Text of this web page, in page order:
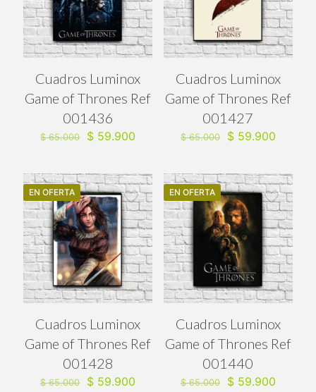
Cuadros Luminox
Game of Thrones Ref
001436
$65.000
El
era:
$ 65.000.
$ 59.900
es:
$ 59.900.
Cuadros Luminox
Game of Thrones Ref
001427
$65.000
El
era:
$ 65.000.
$59.900El
es:
$
EN OFERTA
Cuadros Luminox
Game of Thrones Ref
001428
$65.000
El
$ 59.900
EN OFERTA
Cuadros Luminox
Game of Thrones Ref
001440
$65.000
El
$59.900El